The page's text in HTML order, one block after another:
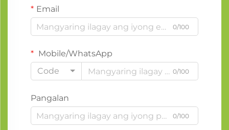
Email
0/100
Mobile/WhatsApp
Code
0/100
Pangalan
0/100